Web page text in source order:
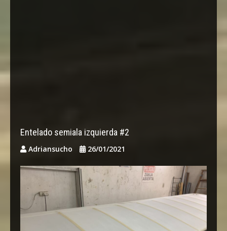
Entelado semiala izquierda #2
Adriansucho 26/01/2021